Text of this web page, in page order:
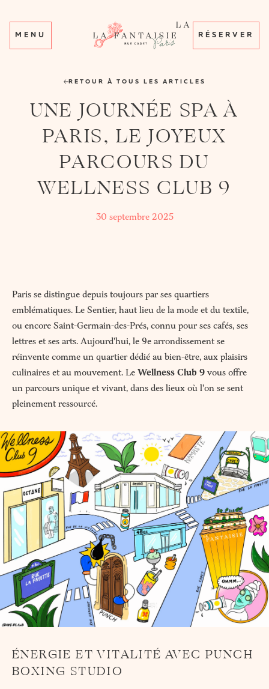
MENU RÉSERVER
RETOUR À TOUS LES ARTICLES
UNE JOURNÉE SPA À
PARIS, LE JOYEUX
PARCOURS DU
WELLNESS CLUB 9
30 septembre 2025
Paris se distingue depuis toujours par ses quartiers
emblématiques. Le Sentier, haut lieu de la mode et du textile,
ou encore Saint-Germain-des-Prés, connu pour ses cafés, ses
lettres et ses arts. Aujourd’hui, le 9e arrondissement se
réinvente comme un quartier dédié au bien-être, aux plaisirs
culinaires et au mouvement. Le Wellness Club 9 vous offre
un parcours unique et vivant, dans des lieux où l’on se sent
pleinement ressourcé.
ÉNERGIE ET VITALITÉ AVEC PUNCH
BOXING STUDIO